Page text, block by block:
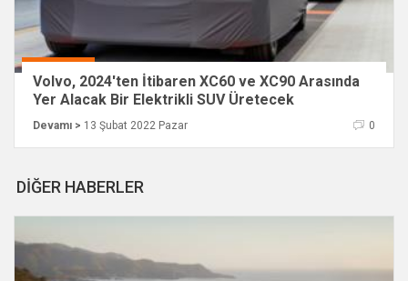
Volvo, 2024'ten İtibaren XC60 ve XC90 Arasında
Yer Alacak Bir Elektrikli SUV Üretecek
Devamı > 13 Şubat 2022 Pazar 0
DİĞER HABERLER